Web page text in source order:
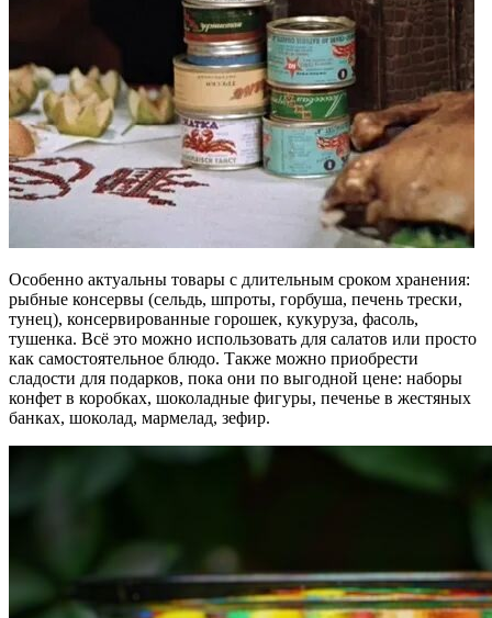
Особенно актуальны товары с длительным сроком хранения:
рыбные консервы (сельдь, шпроты, горбуша, печень трески,
тунец), консервированные горошек, кукуруза, фасоль,
тушенка. Всё это можно использовать для салатов или просто
как самостоятельное блюдо. Также можно приобрести
сладости для подарков, пока они по выгодной цене: наборы
конфет в коробках, шоколадные фигуры, печенье в жестяных
банках, шоколад, мармелад, зефир.